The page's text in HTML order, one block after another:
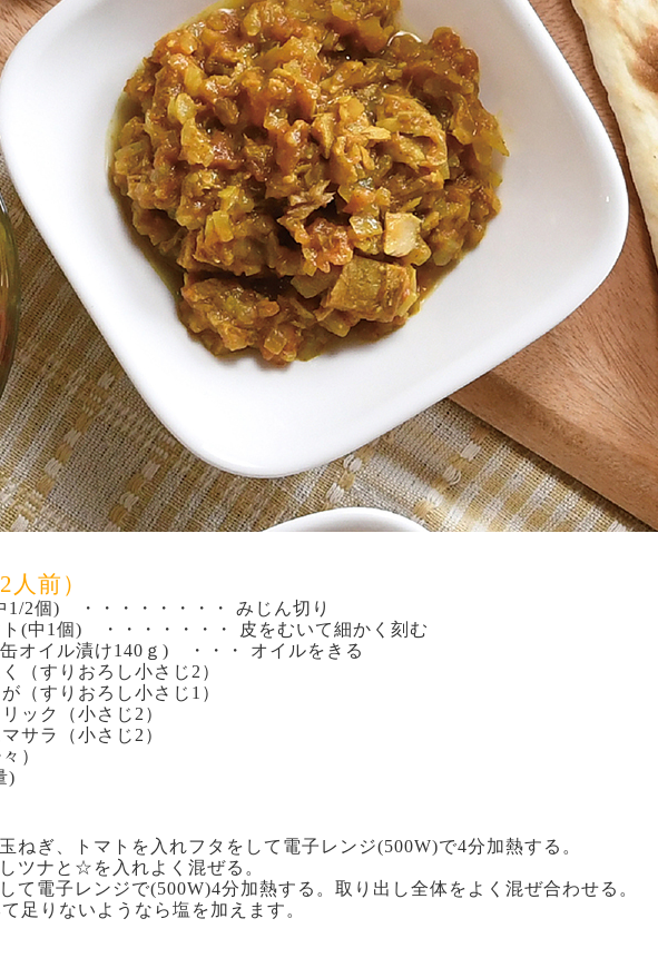
人前）
1/2個) ・・・・・・・・ みじん切り
ト(中1個) ・・・・・・・ 皮をむいて細かく刻む
オイル漬け140ｇ) ・・・ オイルをきる
（すりおろし小さじ2）
（すりおろし小さじ1）
ック（小さじ2）
サラ（小さじ2）
）
)
ねぎ、トマトを入れフタをして電子レンジ(500W)で4分加熱する。
ツナと☆を入れよく混ぜる。
て電子レンジで(500W)4分加熱する。取り出し全体をよく混ぜ合わせる。
足りないようなら塩を加えます。